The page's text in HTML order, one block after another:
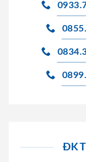
ĐK